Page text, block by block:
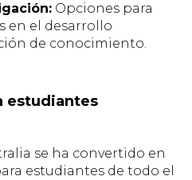
Opciones para
en el desarrollo
de conocimiento.
estudiantes
se ha convertido en
estudiantes de todo el